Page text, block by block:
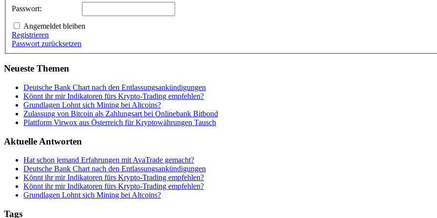
Passwort:
Angemeldet bleiben
Registrieren
Passwort zurücksetzen
Neueste Themen
Deutsche Bank Chart nach den Entlassungsankündigungen
Könnt ihr mir Indikatoren fürs Krypto-Trading empfehlen?
Grundlagen Lohnt sich Mining bei Altcoins?
Zulassung von Bitcoin als Zahlungsart bei Onlinebank Bitbond
Plattform Virwox aus Österreich für Kryptowährungen Tausch
Aktuelle Antworten
Hat schon jemand Erfahrungen mit AvaTrade gemacht?
Deutsche Bank Chart nach den Entlassungsankündigungen
Könnt ihr mir Indikatoren fürs Krypto-Trading empfehlen?
Könnt ihr mir Indikatoren fürs Krypto-Trading empfehlen?
Grundlagen Lohnt sich Mining bei Altcoins?
Tags